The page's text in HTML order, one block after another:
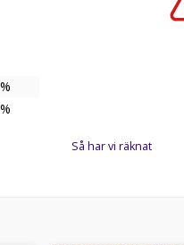
%
Så har vi räknat